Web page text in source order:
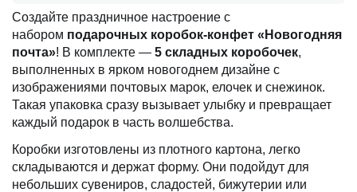
Создайте праздничное настроение с
набором подарочных коробок-конфет «Новогодняя
почта»! В комплекте — 5 складных коробочек,
выполненных в ярком новогоднем дизайне с
изображениями почтовых марок, елочек и снежинок.
Такая упаковка сразу вызывает улыбку и превращает
каждый подарок в часть волшебства.
Коробки изготовлены из плотного картона, легко
складываются и держат форму. Они подойдут для
небольших сувениров, сладостей, бижутерии или